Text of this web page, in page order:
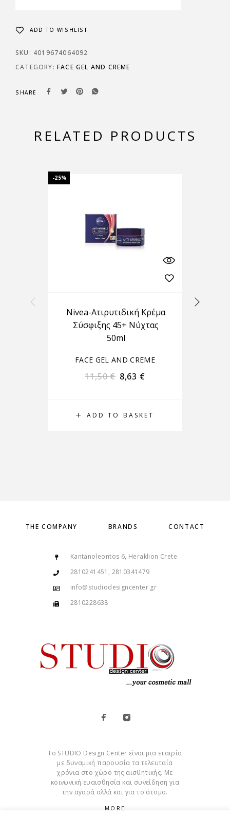
ADD TO WISHLIST
SKU: 4019674064092
CATEGORY: FACE GEL AND CREME
SHARE
RELATED PRODUCTS
-25%
ADD TO BASKET
Nivea-Aτιρυτιδική Κρέμα
Σύσφιξης 45+ Νύχτας
50ml
FACE GEL AND CREME
11,50€ 8,63 €
THE COMPANY BRANDS CONTACT
Kantanoleontos 6, Heraklion Crete
2810241451, 2810341479
info@studiodesigncenter.gr
2810228638
Το STUDIO Design Center είναι μια εταιρία
με δυναμική παρουσία τα τελευταία
χρόνια στο χώρο της αισθητικής. Με
κοινωνική ευαισθησία και συνείδηση για
την αγορά αλλά και για το άτομο.
MORE